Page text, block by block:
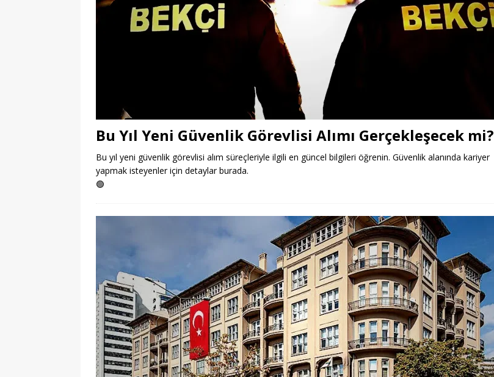
Bu Yıl Yeni Güvenlik Görevlisi Alımı Gerçekleşecek mi?
Bu yıl yeni güvenlik görevlisi alım süreçleriyle ilgili en güncel bilgileri öğrenin. Güvenlik alanında kariyer
yapmak isteyenler için detaylar burada.
🟢